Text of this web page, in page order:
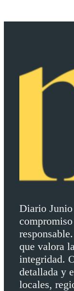
Diario
que valora
integridad.
detallada y
locales,